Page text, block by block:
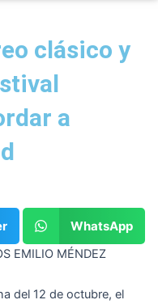
clásico y
a
WhatsApp
EMILIO MÉNDEZ
del 12 de octubre, el